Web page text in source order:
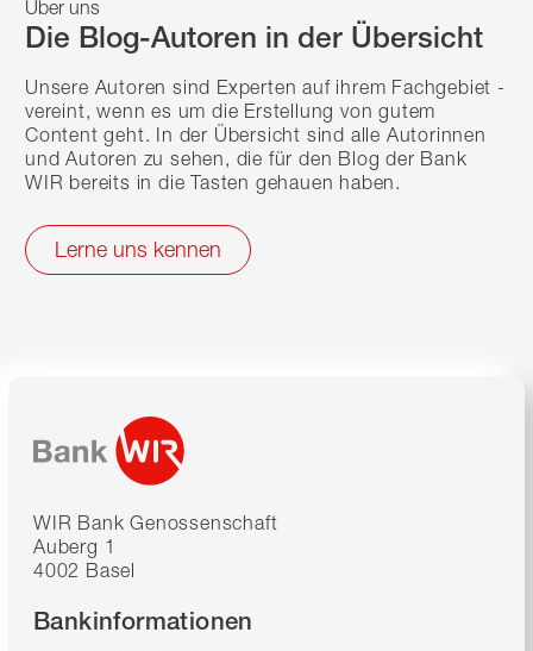
Die Blog-Autoren in der Übersicht
Über uns
Unsere Autoren sind Experten auf ihrem Fachgebiet -
vereint, wenn es um die Erstellung von gutem
Content geht. In der Übersicht sind alle Autorinnen
und Autoren zu sehen, die für den Blog der Bank
WIR bereits in die Tasten gehauen haben.
Lerne uns kennen
WIR Bank Genossenschaft
Auberg 1
4002 Basel
Bankinformationen